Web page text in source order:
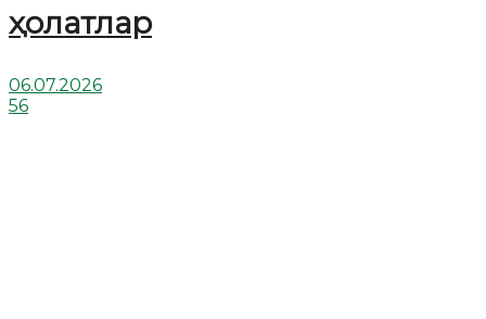
ҳолатлар
06.07.2026
56